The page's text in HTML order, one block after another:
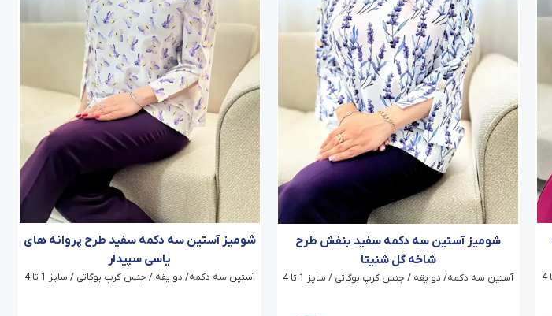
شومیز آستین سه دکمه سفید بنفش طرح
شاخه گل شنیتا
آستین سه دکمه/ دو یقه / جنس کرپ بوگاتی / سایز 1 تا 4
شومیز آستین سه دکمه سفید طرح پروانه های
یاسی سپیدار
آستین سه دکمه/ دو یقه / جنس کرپ بوگاتی / سایز 1 تا 4